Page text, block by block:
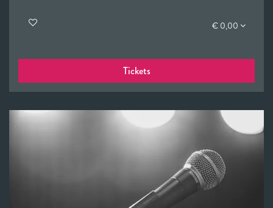
€ 0,00
Tickets